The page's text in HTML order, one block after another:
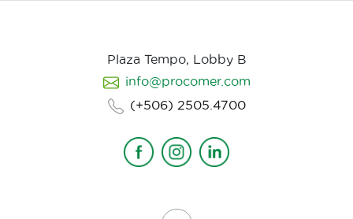
Plaza Tempo, Lobby B
info@procomer.com
(+506) 2505.4700